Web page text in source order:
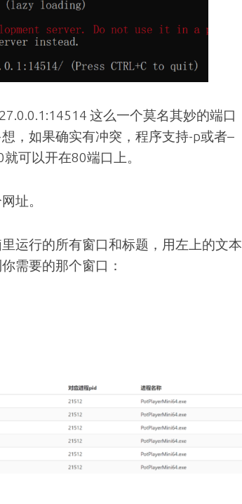
这么一个莫名其妙的端口
，如果确实有冲突，程序支持-p或者–
可以开在80端口上。
址。
运行的所有窗口和标题，用左上的文本
需要的那个窗口：